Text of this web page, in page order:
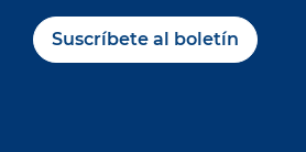
Suscríbete al boletín